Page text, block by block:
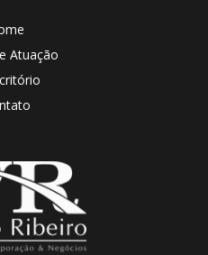
Atuação